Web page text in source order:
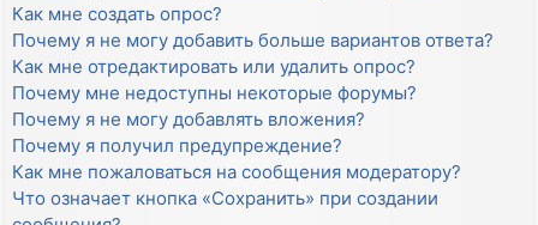
Как мне создать опрос?
Почему я не могу добавить больше вариантов ответа?
Как мне отредактировать или удалить опрос?
Почему мне недоступны некоторые форумы?
Почему я не могу добавлять вложения?
Почему я получил предупреждение?
Как мне пожаловаться на сообщения модератору?
Что означает кнопка «Сохранить» при создании